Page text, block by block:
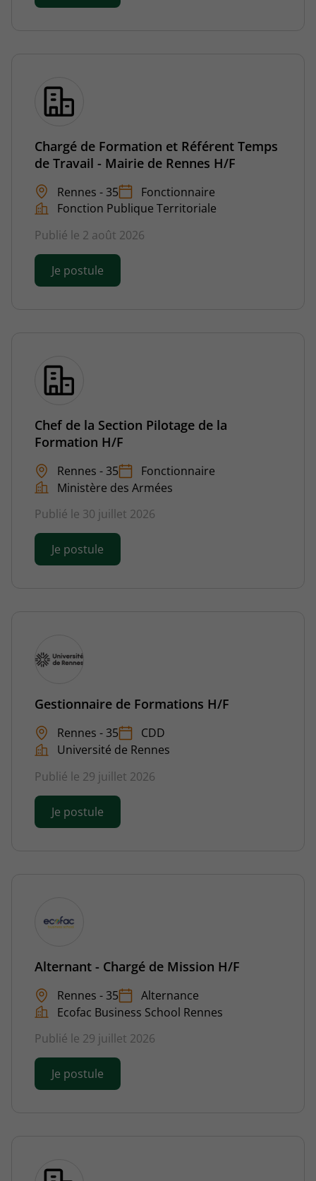
Chargé de Formation et Référent Temps
de Travail - Mairie de Rennes H/F
Rennes - 35
Fonctionnaire
Fonction Publique Territoriale
Publié le 2 août 2026
Je postule
Chef de la Section Pilotage de la
Formation H/F
Rennes - 35
Fonctionnaire
Ministère des Armées
Publié le 30 juillet 2026
Je postule
Gestionnaire de Formations H/F
Rennes - 35
CDD
Université de Rennes
Publié le 29 juillet 2026
Je postule
Alternant - Chargé de Mission H/F
Rennes - 35
Alternance
Ecofac Business School Rennes
Publié le 29 juillet 2026
Je postule